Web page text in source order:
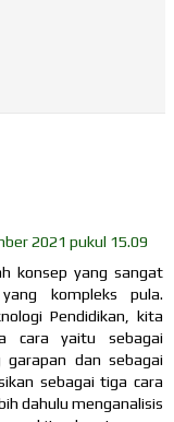
2021 pukul 15.09
konsep yang sangat
kompleks pula.
Pendidikan, kita
cara yaitu sebagai
dan sebagai
sebagai tiga cara
dahulu menganalisis